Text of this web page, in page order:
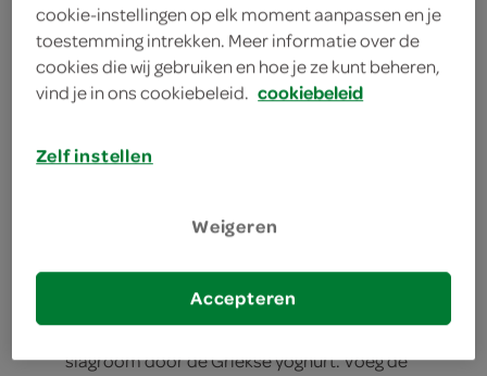
kies je winkel
bereiden
deel op twitter
1
Klop de slagroom luchtig. Roer de geklopte
slagroom door de Griekse yoghurt. Voeg de
cookie-instellingen op elk moment aanpassen en je
toestemming intrekken. Meer informatie over de
cookies die wij gebruiken en hoe je ze kunt beheren,
vind je in ons cookiebeleid. cookiebeleid
Zelf instellen
Weigeren
Accepteren